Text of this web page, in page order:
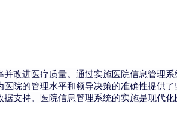
改进医疗质量。通过实施医院信息管理
院的管理水平和领导决策的准确性提供
支持。医院信息管理系统的实施是现代化